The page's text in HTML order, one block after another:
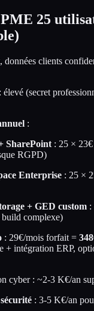
25
données clients
: élevé (secret
:
SharePoint : 25 ×
RGPD)
Enterprise : 25 ×
+ GED custom :
complexe)
: 29€/mois forfait =
+ intégration ERP,
cyber : ~2-3 K€/an
: 3-5 K€/an